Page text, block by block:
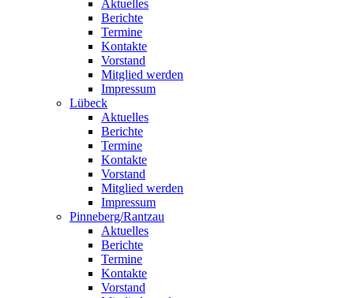
Aktuelles
Berichte
Termine
Kontakte
Vorstand
Mitglied werden
Impressum
Lübeck
Aktuelles
Berichte
Termine
Kontakte
Vorstand
Mitglied werden
Impressum
Pinneberg/Rantzau
Aktuelles
Berichte
Termine
Kontakte
Vorstand